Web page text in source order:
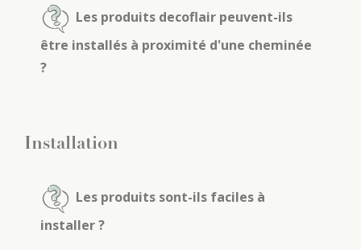
Les produits decoflair peuvent-ils
être installés à proximité d'une cheminée
?
Installation
Les produits sont-ils faciles à
installer ?